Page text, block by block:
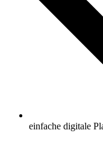
einfache digitale